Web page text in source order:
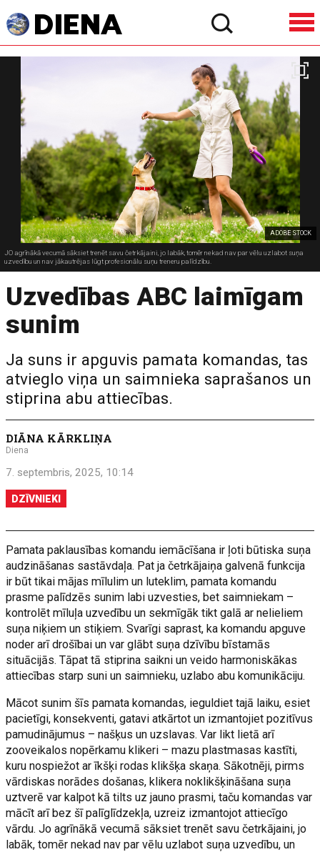
ADOBE STOCK
JO agrīnākā vecumā sāksiet trenēt savu četrkājaini, jo labāk, tomēr nekad nav par vēlu uzlabot suņa
uzvedību un nav jākautrējas lūgt profesionālu suņu treneru palīdzību.
Uzvedības ABC laimīgam
sunim
Ja suns ir apguvis pamata komandas, tas
atvieglo viņa un saimnieka saprašanos un
stiprina abu attiecības.
DIĀNA KĀRKLIŅA
Diena
7. septembris, 2025, 10:14
DZĪVNIEKI
Pamata paklausības komandu iemācīšana ir ļoti būtiska suņa
audzināšanas sastāvdaļa. Pat ja četrkājaiņa galvenā funkcija
ir būt tikai mājas mīlulim un luteklim, pamata komandu
prasme palīdzēs sunim labi uzvesties, bet saimniekam –
kontrolēt mīluļa uzvedību un sekmīgāk tikt galā ar nelieliem
suņa niķiem un stiķiem. Svarīgi saprast, ka komandu apguve
noder arī drošībai un var glābt suņa dzīvību bīstamās
situācijās. Tāpat tā stiprina saikni un veido harmoniskākas
attiecības starp suni un saimnieku, uzlabo abu komunikāciju.
Mācot sunim šīs pamata komandas, ieguldiet tajā laiku, esiet
pacietīgi, konsekventi, gatavi atkārtot un izmantojiet pozitīvus
pamudinājumus – našķus un uzslavas. Var likt lietā arī
zooveikalos nopērkamu klikeri – mazu plastmasas kastīti,
kuru nospiežot ar īkšķi rodas klikšķa skaņa. Sākotnēji, pirms
vārdiskas norādes došanas, klikera noklikšķināšana suņa
uztverē var kalpot kā tilts uz jauno prasmi, taču komandas var
mācīt arī bez šī palīglīdzekļa, uzreiz izmantojot attiecīgo
vārdu. Jo agrīnākā vecumā sāksiet trenēt savu četrkājaini, jo
labāk, tomēr nekad nav par vēlu uzlabot suņa uzvedību, un